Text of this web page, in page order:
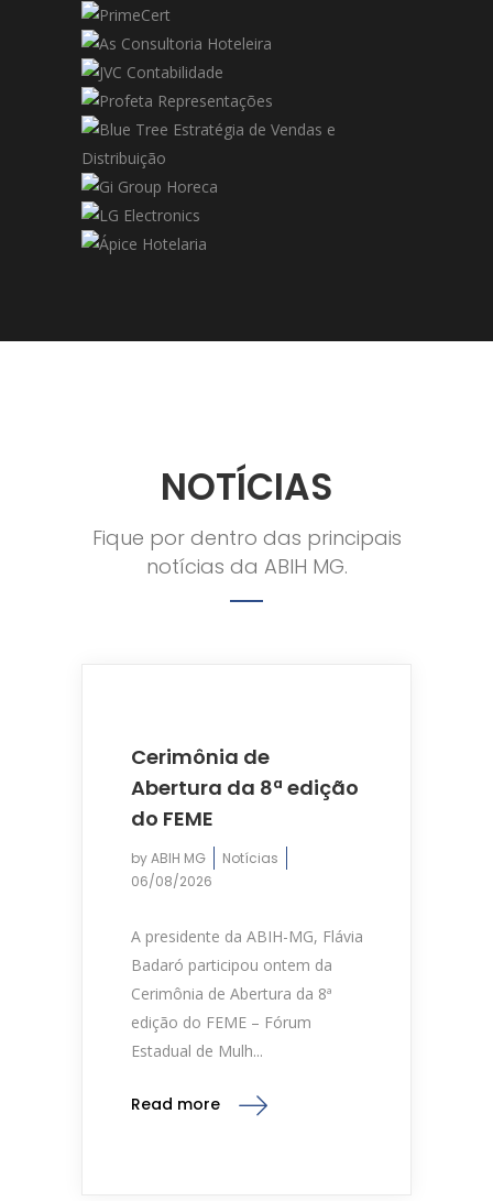
NOTÍCIAS
Fique por dentro das principais
notícias da ABIH MG.
Cerimônia de
Abertura da 8ª edição
do FEME
byABIH MG
Notícias
06/08/2026
A presidente da ABIH-MG, Flávia
Badaró participou ontem da
Cerimônia de Abertura da 8ª
edição do FEME – Fórum
Estadual de Mulh...
Read more